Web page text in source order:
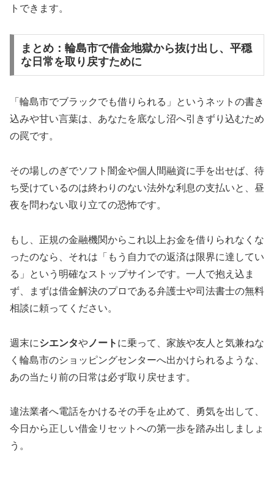
トできます。
まとめ：輪島市で借金地獄から抜け出し、平穏
な日常を取り戻すために
「輪島市でブラックでも借りられる」というネットの書き
込みや甘い言葉は、あなたを底なし沼へ引きずり込むため
の罠です。
その場しのぎでソフト闇金や個人間融資に手を出せば、待
ち受けているのは終わりのない法外な利息の支払いと、昼
夜を問わない取り立ての恐怖です。
もし、正規の金融機関からこれ以上お金を借りられなくな
ったのなら、それは「もう自力での返済は限界に達してい
る」という明確なストップサインです。一人で抱え込ま
ず、まずは借金解決のプロである弁護士や司法書士の無料
相談に頼ってください。
週末にシエンタや ノート に乗って、家族や友人と気兼ねな
く輪島市のショッピングセンターへ出かけられるような、
あの当たり前の日常は必ず取り戻せます。
違法業者へ電話をかけるその手を止めて、勇気を出して、
今日から正しい借金リセットへの第一歩を踏み出しましょ
う。